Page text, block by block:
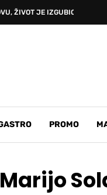
ŽIVOT JE IZGUBIO...
PROMO